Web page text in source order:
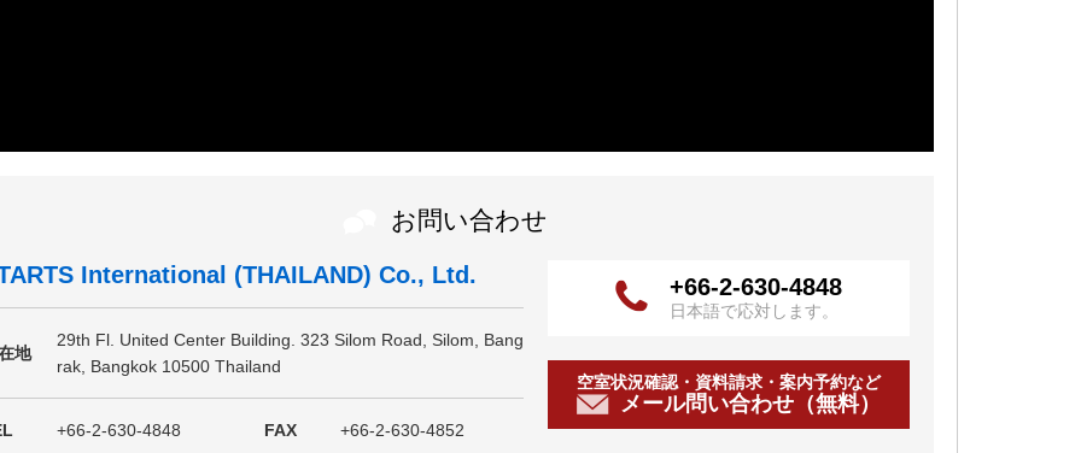
お問い合わせ
International (THAILAND) Co., Ltd.
地
29th Fl. United Center Building. 323 Silom Road, Silom, Bang
rak, Bangkok 10500 Thailand
+66-2-630-4848 FAX +66-2-630-4852
+66-2-630-4848
日本語で応対します。
空室状況確認・資料請求・案内予約など
メール問い合わせ（無料）